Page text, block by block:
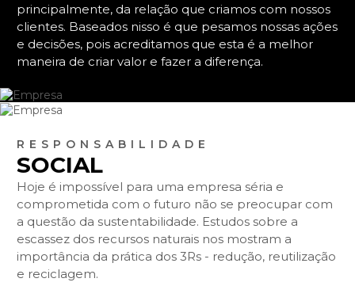
principalmente, da relação que criamos com nossos
clientes. Baseados nisso é que pesamos nossas ações
e decisões, pois acreditamos que esta é a melhor
maneira de criar valor e fazer a diferença.
RESPONSABILIDADE
SOCIAL
Hoje é impossível para uma empresa séria e
comprometida com o futuro não se preocupar com
a questão da sustentabilidade. Estudos sobre a
escassez dos recursos naturais nos mostram a
importância da prática dos 3Rs - redução, reutilização
e reciclagem.